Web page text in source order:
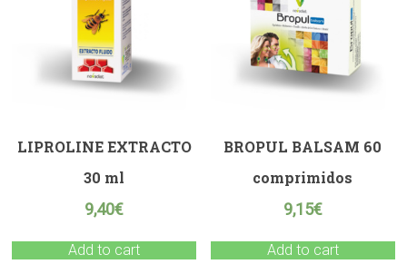
LIPROLINE EXTRACTO
30 ml
9,40€
Add to cart
BROPUL BALSAM 60
comprimidos
9,15€
Add to cart